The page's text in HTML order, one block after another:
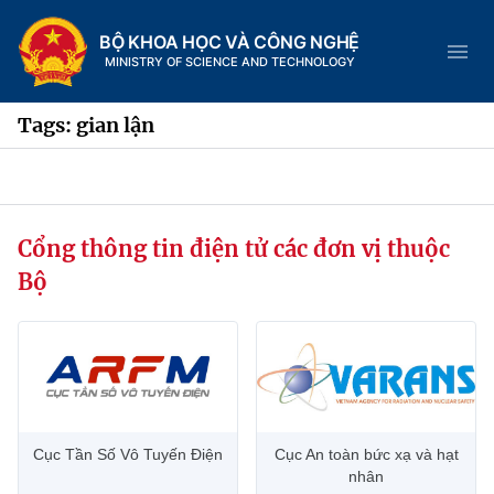
BỘ KHOA HỌC VÀ CÔNG NGHỆ
MINISTRY OF SCIENCE AND TECHNOLOGY
Trang chủ
Chức năng nhiệm vụ
Tin tức sự kiện
Hệ thống văn bản
Tags: gian lận
Cổng thông tin điện tử các đơn vị thuộc
Bộ
Cục Tần Số Vô Tuyến Điện
Cục An toàn bức xạ và hạt
nhân